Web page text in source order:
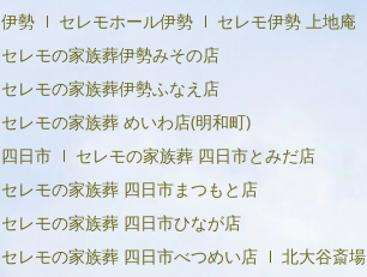
伊勢
セレモホール伊勢
セレモ伊勢 上地庵
セレモの家族葬伊勢みその店
セレモの家族葬伊勢ふなえ店
セレモの家族葬 めいわ店(明和町)
四日市
セレモの家族葬 四日市とみだ店
セレモの家族葬 四日市まつもと店
セレモの家族葬 四日市ひなが店
セレモの家族葬 四日市べつめい店
北大谷斎場